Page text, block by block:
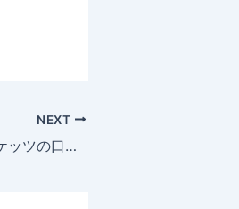
NEXT
ファイブスターズマーケッツの口座開設方法は？条件や必要書類を解説